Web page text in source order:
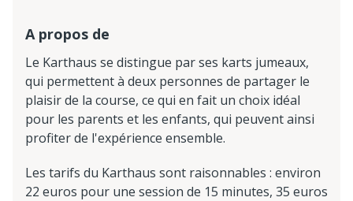
A propos de
Le Karthaus se distingue par ses karts jumeaux,
qui permettent à deux personnes de partager le
plaisir de la course, ce qui en fait un choix idéal
pour les parents et les enfants, qui peuvent ainsi
profiter de l'expérience ensemble.
Les tarifs du Karthaus sont raisonnables : environ
22 euros pour une session de 15 minutes, 35 euros